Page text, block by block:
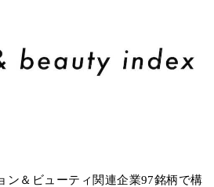
ン＆ビューティ関連企業97銘柄で構